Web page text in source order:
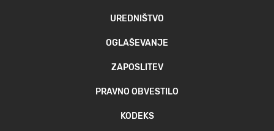
UREDNIŠTVO
OGLAŠEVANJE
ZAPOSLITEV
PRAVNO OBVESTILO
KODEKS